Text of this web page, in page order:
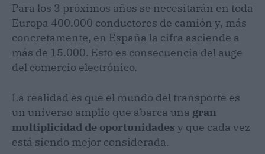
Para los 3 próximos años se necesitarán en toda
Europa 400.000 conductores de camión y, más
concretamente, en España la cifra asciende a
más de 15.000. Esto es consecuencia del auge
del comercio electrónico.
La realidad es que el mundo del transporte es
un universo amplio que abarca una gran
multiplicidad de oportunidades y que cada vez
está siendo mejor considerada.